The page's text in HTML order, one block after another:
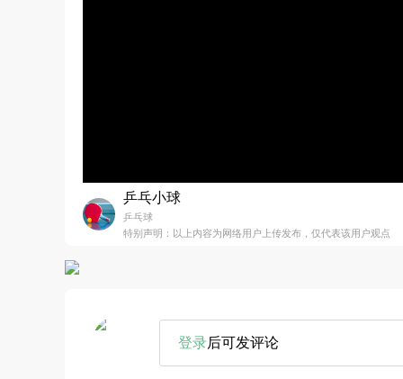
乒乓小球
乒乓球
特别声明：以上内容为网络用户上传发布，仅代表该用户观点
登录后可发评论